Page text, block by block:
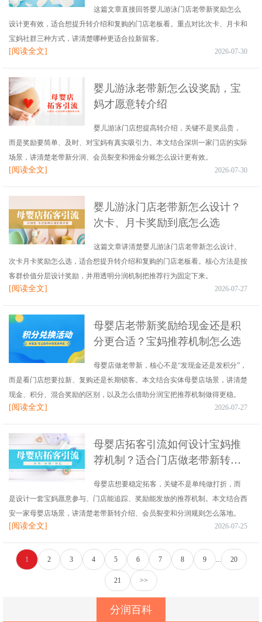
这篇文章直接回答婴儿游泳门店老带新奖励怎么
设计更有效，适合想提升转介绍和复购的门店老板看。重点对比次卡、月卡和
宝妈社群三种方式，讲清楚哪种更适合拉新留客。
[阅读全文] 2026-07-30
婴儿游泳老带新怎么设奖励，宝
妈才愿意转介绍
婴儿游泳门店想提高转介绍，关键不是奖品贵，
而是奖励要简单、及时、对宝妈有真实吸引力。本文结合深圳一家门店的实际
场景，讲清楚老带新分润、会员裂变和佣金分账怎么设计更有效。
[阅读全文] 2026-07-30
婴儿游泳门店老带新怎么设计？
次卡、月卡奖励到底怎么选
这篇文章讲清楚婴儿游泳门店老带新怎么设计、
次卡月卡奖励怎么选，适合想提升转介绍和复购的门店老板看。核心方法是按
客群价值分层设计奖励，并用透明分润机制把推荐行为固定下来。
[阅读全文] 2026-07-27
母婴店老带新奖励给现金还是积
分更合适？宝妈推荐机制怎么选
母婴店做老带新，核心不是“发现金还是发积分”，
而是看门店想要拉新、复购还是长期锁客。本文结合实体母婴店场景，讲清楚
现金、积分、混合奖励的区别，以及怎么借助分润宝把推荐机制做得更稳。
[阅读全文] 2026-07-27
母婴店拓客引流如何设计宝妈推
荐机制？适合门店做老带新转介
母婴店想要稳定拓客，关键不是单纯做打折，而
是设计一套宝妈愿意参与、门店能追踪、奖励能发放的推荐机制。本文结合西
安一家母婴店场景，讲清楚老带新转介绍、会员裂变和分润规则怎么落地。
[阅读全文] 2026-07-25
1 2 3 4 5 6 7 8 9 ... 20
21 >>
分润百科